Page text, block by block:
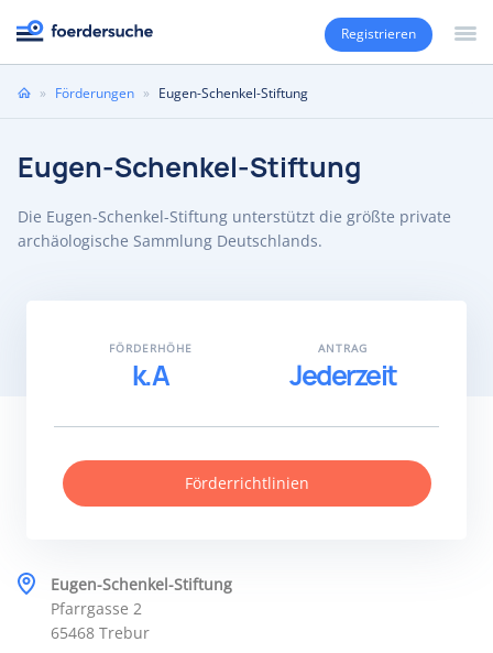
Registrieren
Sie» Förderungen » Eugen-Schenkel-Stiftung
Eugen-Schenkel-Stiftung
Die Eugen-Schenkel-Stiftung unterstützt die größte private
archäologische Sammlung Deutschlands.
Eugen-Schenkel-Stiftung
Pfarrgasse 2
65468 Trebur
FÖRDERHÖHE
k.A
ANTRAG
Jederzeit
Förderrichtlinien